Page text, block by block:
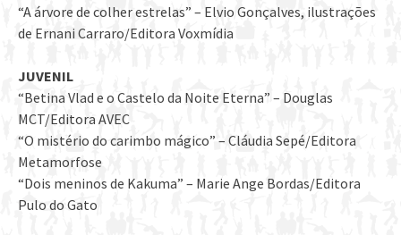
“A árvore de colher estrelas” – Elvio Gonçalves, ilustrações
de Ernani Carraro/Editora Voxmídia
JUVENIL
“Betina Vlad e o Castelo da Noite Eterna” – Douglas
MCT/Editora AVEC
“O mistério do carimbo mágico” – Cláudia Sepé/Editora
Metamorfose
“Dois meninos de Kakuma” – Marie Ange Bordas/Editora
Pulo do Gato